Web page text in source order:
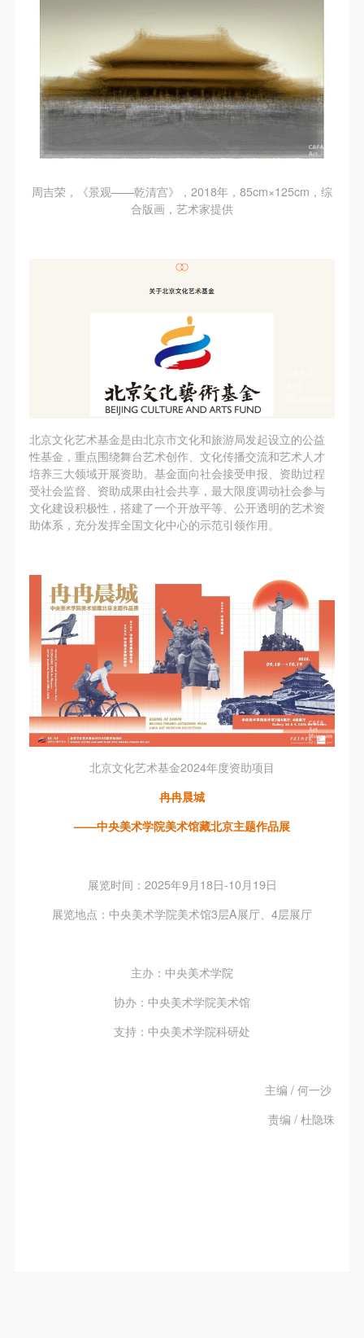
周吉荣，《景观——乾清宫》，2018年，85cm×125cm，综
合版画，艺术家提供
北京文化艺术基金是由北京市文化和旅游局发起设立的公益
性基金，重点围绕舞台艺术创作、文化传播交流和艺术人才
培养三大领域开展资助。基金面向社会接受申报、资助过程
受社会监督、资助成果由社会共享，最大限度调动社会参与
文化建设积极性，搭建了一个开放平等、公开透明的艺术资
助体系，充分发挥全国文化中心的示范引领作用。
北京文化艺术基金2024年度资助项目
冉冉晨城
——中央美术学院美术馆藏北京主题作品展
展览时间：2025年9月18日-10月19日
展览地点：中央美术学院美术馆3层A展厅、4层展厅
主办：中央美术学院
协办：中央美术学院美术馆
支持：中央美术学院科研处
主编 / 何一沙
责编 / 杜隐珠